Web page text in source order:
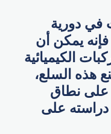
في دورية
فإنه يمكن أن
الكيميائية
هذه السلع،
على نطاق
دراسته على